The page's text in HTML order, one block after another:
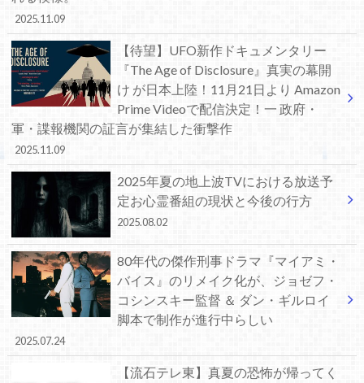
2025.11.09
【待望】UFO新作ドキュメンタリー
『The Age of Disclosure』真実の幕開
け が日本上陸！11月21日より Amazon
Prime Videoで配信決定！一 政府・
軍・諜報機関の証言が集結した衝撃作
2025.11.09
2025年夏の地上波TVにおける放送予
定お心霊番組の現状と今後の行方
2025.08.02
80年代の傑作刑事ドラマ『マイアミ・
バイス』のリメイク化が、ジョゼフ・
コシンスキー監督 ＆ ダン・ギルロイ
脚本で制作が進行中らしい
2025.07.24
【流石テレ東】真夏の恐怖が帰ってく